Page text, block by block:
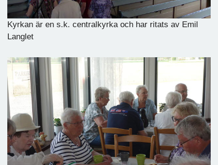
Kyrkan är en s.k. centralkyrka och har ritats av Emil
Langlet